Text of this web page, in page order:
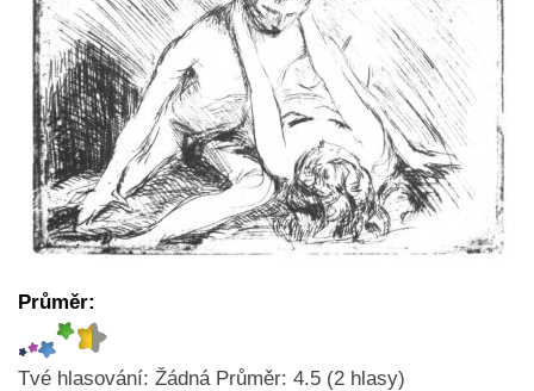
Průměr:
Tvé hlasování: Žádná Průměr: 4.5 (2 hlasy)